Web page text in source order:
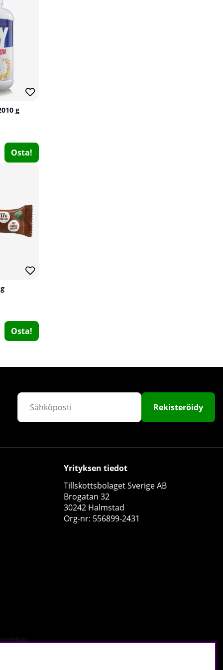
g
Osta!
Osta!
Rekisteröidy
Yrityksen tiedot
Tillskottsbolaget Sverige AB
Brogatan 32
30242 Halmstad
Org-nr: 556899-2431